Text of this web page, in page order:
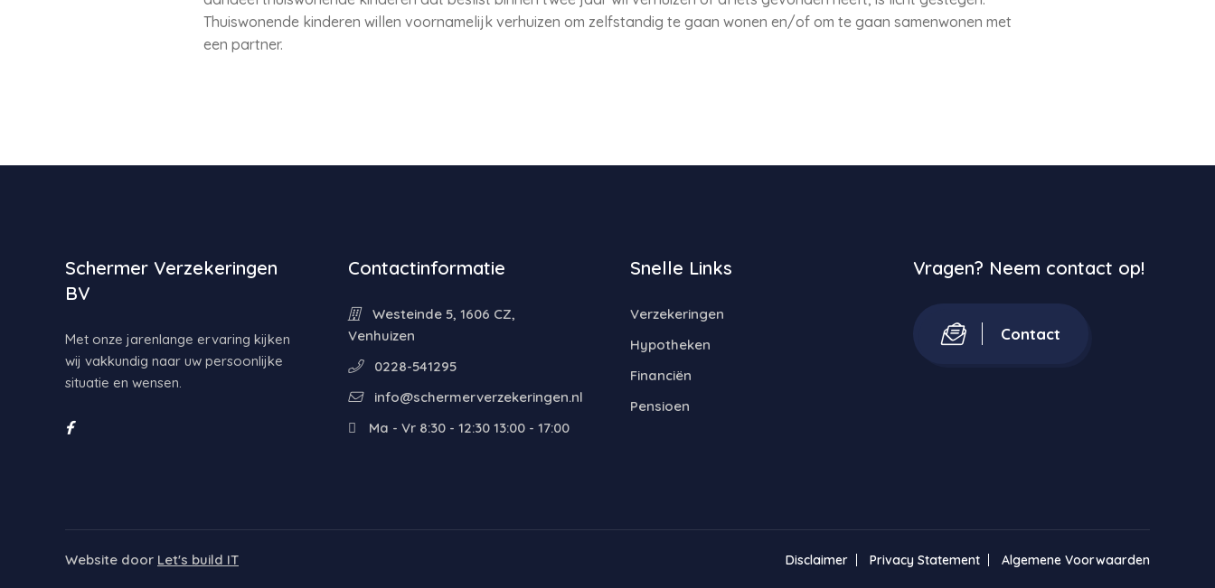
Thuiswonende kinderen willen voornamelijk verhuizen om zelfstandig te gaan wonen en/of om te gaan samenwonen met
een partner.
Schermer Verzekeringen
BV
Met onze jarenlange ervaring kijken
wij vakkundig naar uw persoonlijke
situatie en wensen.
Contactinformatie
Westeinde 5, 1606 CZ,
Venhuizen
0228-541295
info@schermerverzekeringen.nl
Ma - Vr 8:30 - 12:30 13:00 - 17:00
Snelle Links
Verzekeringen
Hypotheken
Financiën
Pensioen
Vragen? Neem contact op!
Contact
Website door Let's build IT Disclaimer Privacy Statement Algemene Voorwaarden